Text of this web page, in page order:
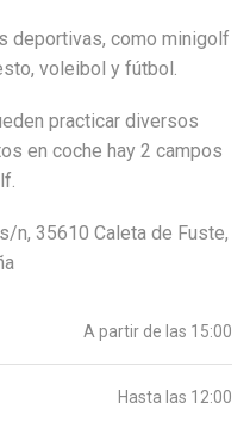
deportivas, como minigolf
voleibol y fútbol.
practicar diversos
en coche hay 2 campos
n, 35610 Caleta de Fuste,
A partir de las 15:00
Hasta las 12:00